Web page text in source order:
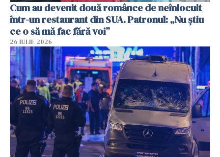
Cum au devenit două românce de neînlocuit
într-un restaurant din SUA. Patronul: „Nu știu
ce o să mă fac fără voi”
26 IULIE 2026